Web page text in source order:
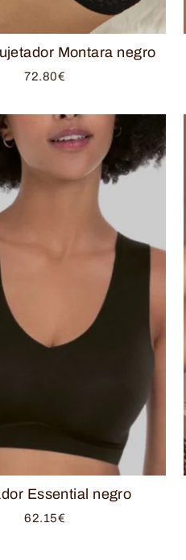
Montara negro
72.80€
Essential negro
62.15€